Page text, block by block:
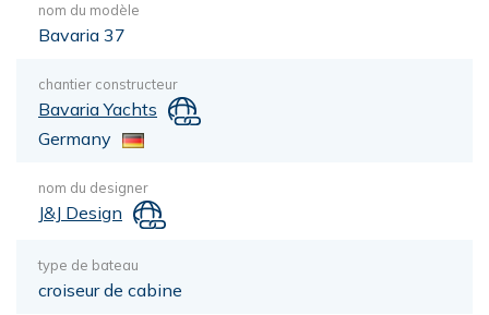
nom du modèle
Bavaria 37
chantier constructeur
Bavaria Yachts
Germany
nom du designer
J&J Design
type de bateau
croiseur de cabine